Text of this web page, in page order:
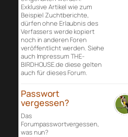
Exklusive Artikel wie zum
Beispiel Zuchtberichte,
dürfen ohne Erlaubnis des
Verfassers werde kopiert
noch in anderen Foren
veröffentlicht werden. Siehe
auch Impressum THE-
BIRDHOUSE.de diese gelten
auch für dieses Forum.
Passwort
vergessen?
Das
Forumpasswortvergessen,
was nun?